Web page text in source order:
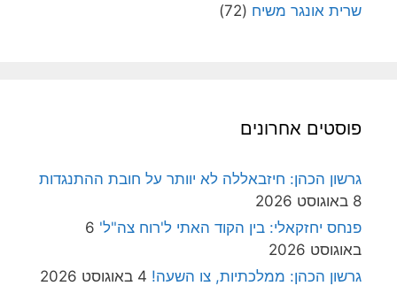
שרית אונגר משיח (72)
פוסטים אחרונים
גרשון הכהן: חיזבאללה לא יוותר על חובת ההתנגדות
8 באוגוסט 2026
פנחס יחזקאלי: בין הקוד האתי ל'רוח צה"ל' 6
באוגוסט 2026
גרשון הכהן: ממלכתיות, צו השעה! 4 באוגוסט 2026